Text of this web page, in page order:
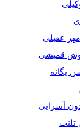
عقیلی
قمیشی
یگانه
آسرایی
تلنت